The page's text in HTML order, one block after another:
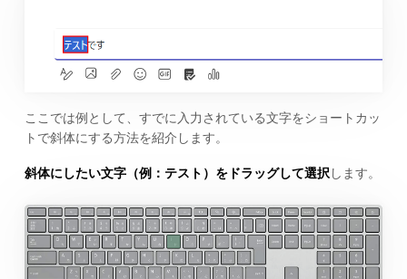
ここでは例として、すでに入力されている文字をショートカッ
トで斜体にする方法を紹介します。
斜体にしたい文字（例：テスト）をドラッグして選択 します。